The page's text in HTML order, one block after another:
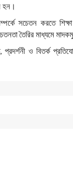
হন।
সচেতন করতে
তৈরির মাধ্যমে
ও বিতর্ক